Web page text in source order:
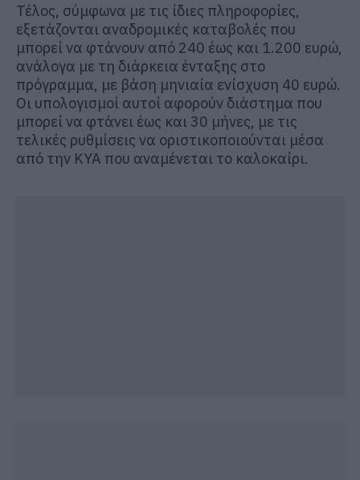
Τέλος, σύμφωνα με τις ίδιες πληροφορίες,
εξετάζονται αναδρομικές καταβολές που
μπορεί να φτάνουν από 240 έως και 1.200 ευρώ,
ανάλογα με τη διάρκεια ένταξης στο
πρόγραμμα, με βάση μηνιαία ενίσχυση 40 ευρώ.
Οι υπολογισμοί αυτοί αφορούν διάστημα που
μπορεί να φτάνει έως και 30 μήνες, με τις
τελικές ρυθμίσεις να οριστικοποιούνται μέσα
από την ΚΥΑ που αναμένεται το καλοκαίρι.